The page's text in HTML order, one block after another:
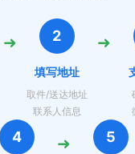
➜ 2
填写地址
取件/送达地址
联系人信息
➜
4 ➜ 5